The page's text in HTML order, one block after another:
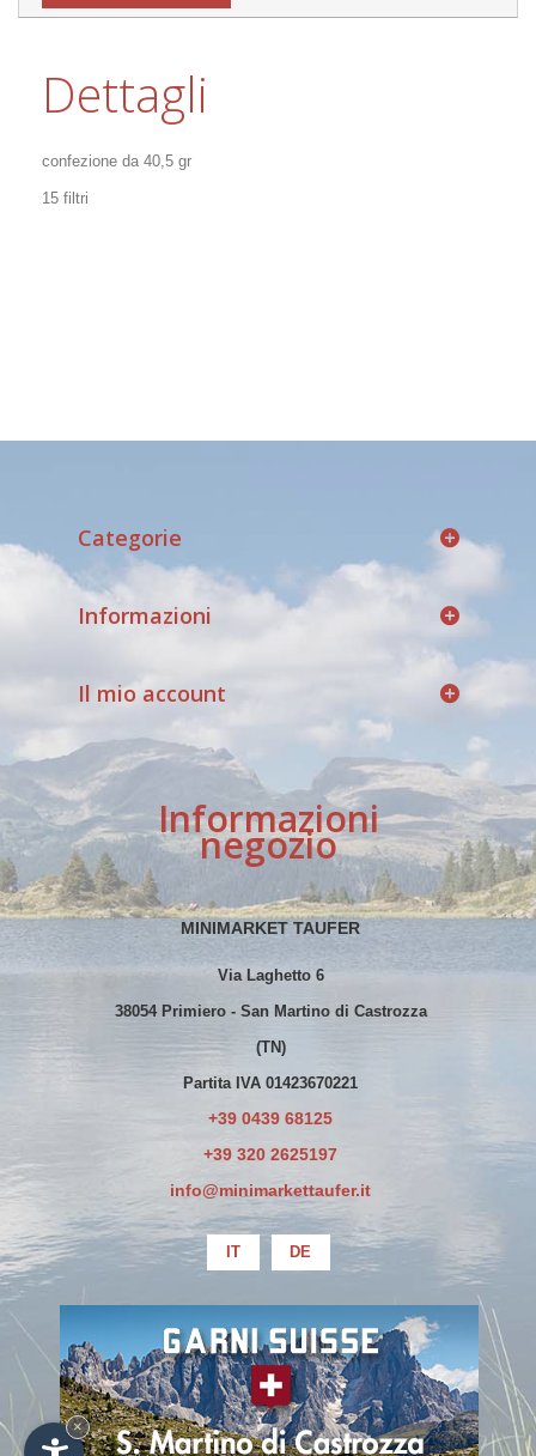
Dettagli
confezione da 40,5 gr
15 filtri
Categorie
Informazioni
Il mio account
Informazioni
negozio
MINIMARKET TAUFER
Via Laghetto 6
38054 Primiero - San Martino di Castrozza
(TN)
Partita IVA 01423670221
+39 0439 68125
+39 320 2625197
info@minimarkettaufer.it
IT DE
di erogazioni già oggetto di pubblicazione
sul Registro Nazionale degli Aiuti di Stato
×